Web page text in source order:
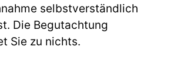
selbstverständlich
Die Begutachtung
Sie zu nichts.